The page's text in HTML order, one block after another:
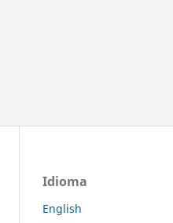
Idioma
English